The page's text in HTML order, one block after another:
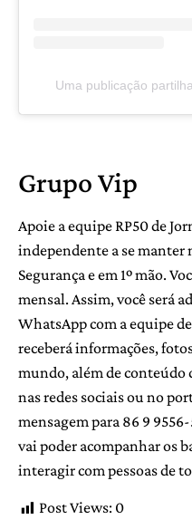
Uma publicação
Grupo Vip
Apoie a equipe RP50 de
independente a se manter
Segurança e em 1º mão.
mensal. Assim, você será
WhatsApp com a equipe
receberá informações,
mundo, além de conteúdo
nas redes sociais ou no
mensagem para 86 9
vai poder acompanhar os
interagir com pessoas de
Post Views: 0